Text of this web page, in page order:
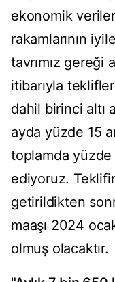
ekonomik
rakamlarının
tavrımız gereği
itibarıyla
dahil birinci altı
ayda yüzde 15
toplamda yüzde
ediyoruz.
getirildikten
maaşı 2024
olmuş olacaktır.